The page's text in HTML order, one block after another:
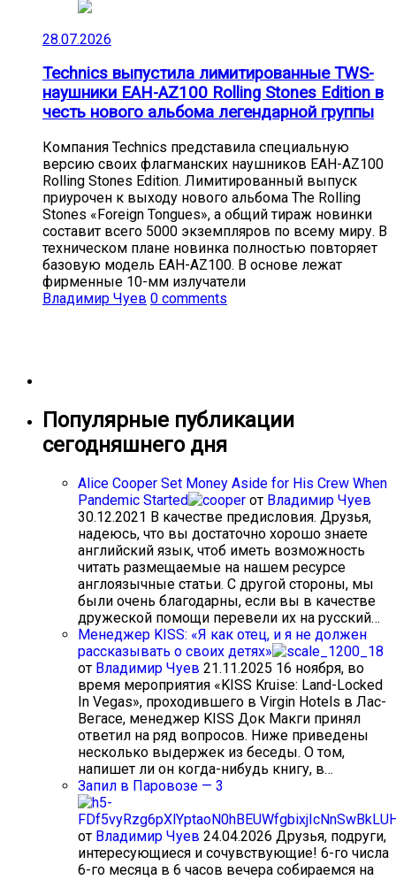
28.07.2026
Technics выпустила лимитированные TWS-
наушники EAH-AZ100 Rolling Stones Edition в
честь нового альбома легендарной группы
Компания Technics представила специальную
версию своих флагманских наушников EAH-AZ100
Rolling Stones Edition. Лимитированный выпуск
приурочен к выходу нового альбома The Rolling
Stones «Foreign Tongues», а общий тираж новинки
составит всего 5000 экземпляров по всему миру. В
техническом плане новинка полностью повторяет
базовую модель EAH-AZ100. В основе лежат
фирменные 10-мм излучатели
Владимир Чуев 0 comments
Популярные публикации
сегодняшнего дня
Alice Cooper Set Money Aside for His Crew When
Pandemic Started
от Владимир Чуев
30.12.2021 В качестве предисловия. Друзья,
надеюсь, что вы достаточно хорошо знаете
английский язык, чтоб иметь возможность
читать размещаемые на нашем ресурсе
англоязычные статьи. С другой стороны, мы
были очень благодарны, если вы в качестве
дружеской помощи перевели их на русский…
Менеджер KISS: «Я как отец, и я не должен
рассказывать о своих детях»
от Владимир Чуев 21.11.2025 16 ноября, во
время мероприятия «KISS Kruise: Land-Locked
In Vegas», проходившего в Virgin Hotels в Лас-
Вегасе, менеджер KISS Док Макги принял
ответил на ряд вопросов. Ниже приведены
несколько выдержек из беседы. О том,
напишет ли он когда-нибудь книгу, в…
Запил в Паровозе — 3
от Владимир Чуев 24.04.2026 Друзья, подруги,
интересующиеся и сочувствующие! 6-го числа
6-го месяца в 6 часов вечера собираемся на